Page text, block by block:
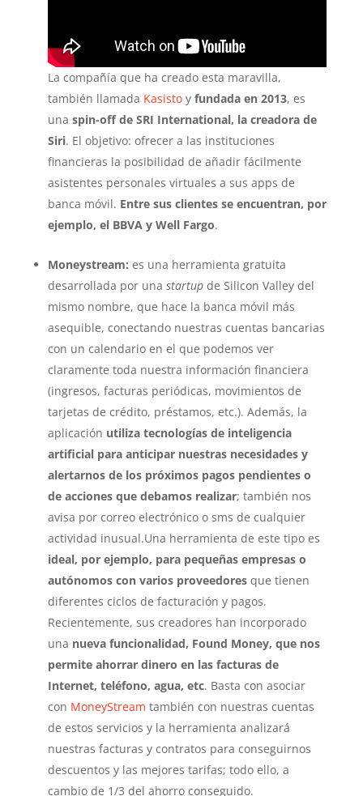
La compañía que ha creado esta maravilla,
también llamada Kasistoy fundada en 2013, es
una spin-off de SRI International, la creadora de
Siri. El objetivo: ofrecer a las instituciones
financieras la posibilidad de añadir fácilmente
asistentes personales virtuales a sus apps de
banca móvil. Entre sus clientes se encuentran, por
ejemplo, el BBVA y Well Fargo.
Moneystream: es una herramienta gratuita
desarrollada por una startupde Silicon Valley del
mismo nombre, que hace la banca móvil más
asequible, conectando nuestras cuentas bancarias
con un calendario en el que podemos ver
claramente toda nuestra información financiera
(ingresos, facturas periódicas, movimientos de
tarjetas de crédito, préstamos, etc.). Además, la
aplicación utiliza tecnologías de inteligencia
artificial para anticipar nuestras necesidades y
alertarnos de los próximos pagos pendientes o
de acciones que debamos realizar; también nos
avisa por correo electrónico o sms de cualquier
actividad inusual.Una herramienta de este tipo es
ideal, por ejemplo, para pequeñas empresas o
autónomos con varios proveedoresque tienen
diferentes ciclos de facturación y pagos.
Recientemente, sus creadores han incorporado
una nueva funcionalidad, Found Money, que nos
permite ahorrar dinero en las facturas de
Internet, teléfono, agua, etc. Basta con asociar
con MoneyStream también con nuestras cuentas
de estos servicios y la herramienta analizará
nuestras facturas y contratos para conseguirnos
descuentos y las mejores tarifas; todo ello, a
cambio de 1/3 del ahorro conseguido.